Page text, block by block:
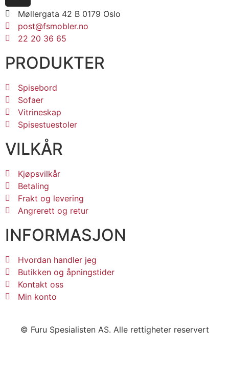
INFORMASJON
Hvordan handler jeg
Butikken og åpningstider
Kontakt oss
Min konto
VILKÅR
Kjøpsvilkår
Betaling
Frakt og levering
Angrerett og retur
PRODUKTER
Spisebord
Sofaer
Vitrineskap
Spisestuestoler
Møllergata 42 B 0179 Oslo
post@fsmobler.no
22 20 36 65
© Furu Spesialisten AS. Alle rettigheter reservert